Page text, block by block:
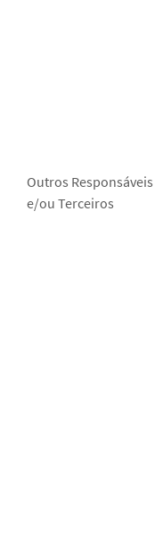
Outros Responsáveis
e/ou Terceiros